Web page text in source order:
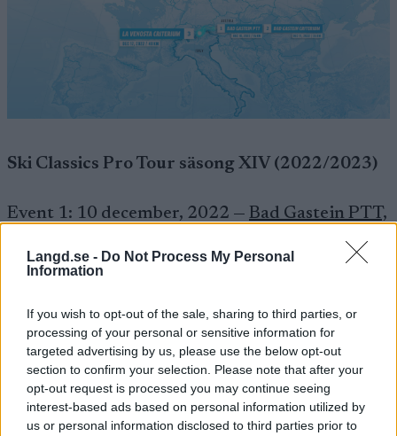
Langd.se - Do Not Process My Personal
Information
If you wish to opt-out of the sale, sharing to third parties, or
processing of your personal or sensitive information for
targeted advertising by us, please use the below opt-out
section to confirm your selection. Please note that after your
opt-out request is processed you may continue seeing
interest-based ads based on personal information utilized by
us or personal information disclosed to third parties prior to
Ski Classics Pro Tour säsong XIV (2022/2023)
Event 1: 10 december, 2022 — Bad Gastein PTT,
Criterium, Bad Gastein, Österrike, 35 km
Event 3: 17 December, 2022 — La Venosta
Criterium, Val Venosta, Italien, 40 km
Event 4: Presenteras 9 juni klockan 11.00